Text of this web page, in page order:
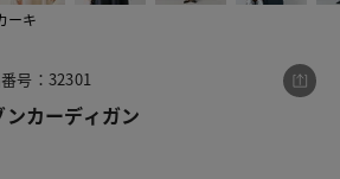
ーキ
号：32301
カーディガン
ト・ブルゾンカーディガン